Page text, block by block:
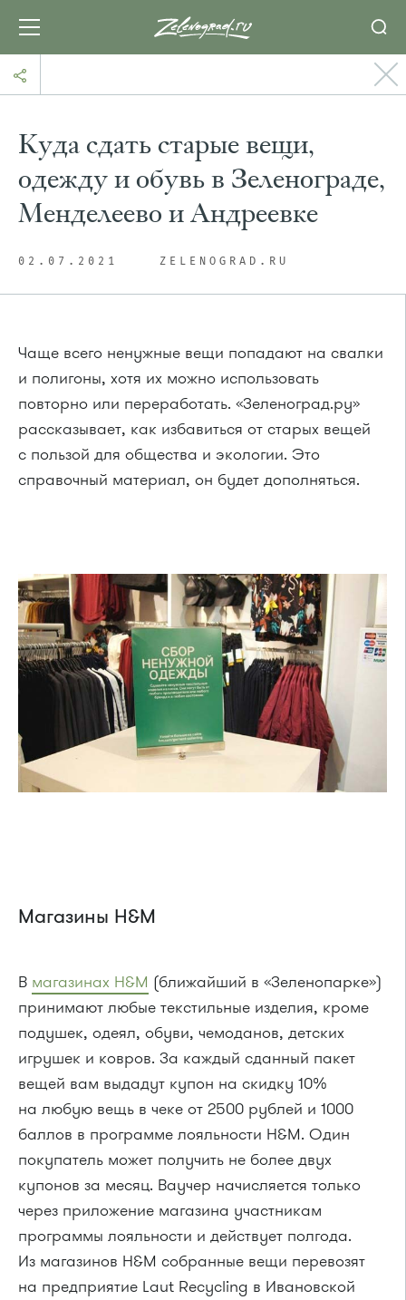
Куда сдать старые вещи,
одежду и обувь в Зеленограде,
Менделеево и Андреевке
02.07.2021 ZELENOGRAD.RU
Чаще всего ненужные вещи попадают на свалки
и полигоны, хотя их можно использовать
повторно или переработать. «Зеленоград.ру»
рассказывает, как избавиться от старых вещей
с пользой для общества и экологии. Это
справочный материал, он будет дополняться.
Магазины H&M
В магазинах H&M (ближайший в «Зеленопарке»)
принимают любые текстильные изделия, кроме
подушек, одеял, обуви, чемоданов, детских
игрушек и ковров. За каждый сданный пакет
вещей вам выдадут купон на скидку 10%
на любую вещь в чеке от 2500 рублей и 1000
баллов в программе лояльности H&M. Один
покупатель может получить не более двух
купонов за месяц. Ваучер начисляется только
через приложение магазина участникам
программы лояльности и действует полгода.
Из магазинов H&M собранные вещи перевозят
на предприятие Laut Recycling в Ивановской